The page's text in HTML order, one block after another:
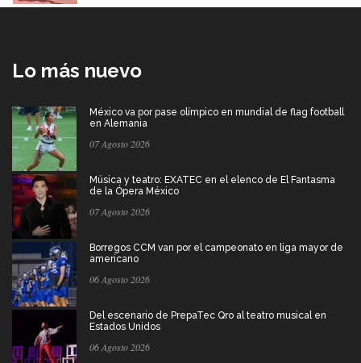
Lo más nuevo
México va por pase olímpico en mundial de flag football
en Alemania
07 Agosto 2026
Música y teatro: EXATEC en el elenco de El Fantasma
de la Ópera México
07 Agosto 2026
Borregos CCM van por el campeonato en liga mayor de
americano
06 Agosto 2026
Del escenario de PrepaTec Qro al teatro musical en
Estados Unidos
06 Agosto 2026